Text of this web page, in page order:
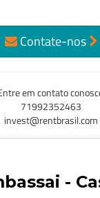
-
Contate-nos
em contato
71992352463
invest@rentbrasil.com